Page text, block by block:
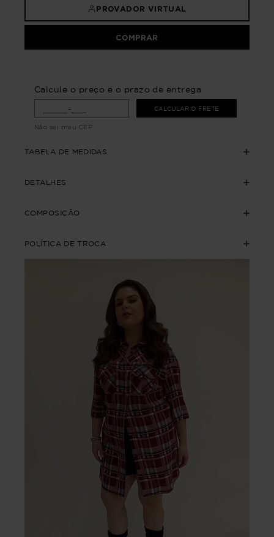
PROVADOR VIRTUAL
COMPRAR
Calcule o preço e o prazo de entrega
CALCULAR O FRETE
Não sei meu CEP
TABELA DE MEDIDAS
DETALHES
COMPOSIÇÃO
POLÍTICA DE TROCA